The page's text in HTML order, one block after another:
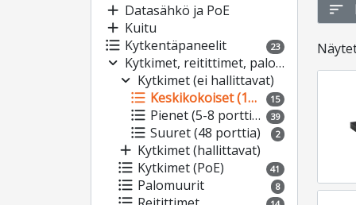
add Datasähkö ja PoE
add Kuitu
format_list_bulleted Kytkentäpaneelit 23
expand_more Kytkimet, reitittimet, palomuurit
expand_more Kytkimet (ei hallittavat)
format_list_bulleted Keskikokoiset (16-24 porttia) 15
format_list_bulleted Pienet (5-8 porttia) 39
format_list_bulleted Suuret (48 porttia) 2
add Kytkimet (hallittavat)
format_list_bulleted Kytkimet (PoE) 41
format_list_bulleted Palomuurit 8
sort